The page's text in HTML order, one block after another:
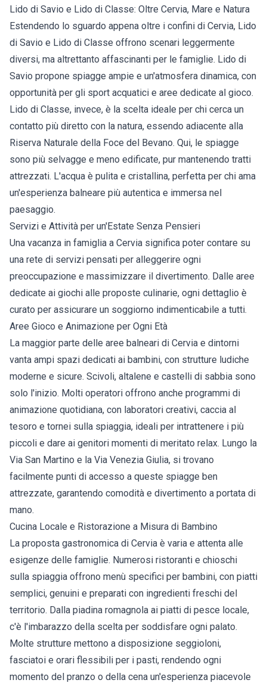
Lido di Savio e Lido di Classe: Oltre Cervia, Mare e Natura
Estendendo lo sguardo appena oltre i confini di Cervia, Lido
di Savio e Lido di Classe offrono scenari leggermente
diversi, ma altrettanto affascinanti per le famiglie. Lido di
Savio propone spiagge ampie e un'atmosfera dinamica, con
opportunità per gli sport acquatici e aree dedicate al gioco.
Lido di Classe, invece, è la scelta ideale per chi cerca un
contatto più diretto con la natura, essendo adiacente alla
Riserva Naturale della Foce del Bevano. Qui, le spiagge
sono più selvagge e meno edificate, pur mantenendo tratti
attrezzati. L'acqua è pulita e cristallina, perfetta per chi ama
un'esperienza balneare più autentica e immersa nel
paesaggio.
Servizi e Attività per un'Estate Senza Pensieri
Una vacanza in famiglia a Cervia significa poter contare su
una rete di servizi pensati per alleggerire ogni
preoccupazione e massimizzare il divertimento. Dalle aree
dedicate ai giochi alle proposte culinarie, ogni dettaglio è
curato per assicurare un soggiorno indimenticabile a tutti.
Aree Gioco e Animazione per Ogni Età
La maggior parte delle aree balneari di Cervia e dintorni
vanta ampi spazi dedicati ai bambini, con strutture ludiche
moderne e sicure. Scivoli, altalene e castelli di sabbia sono
solo l'inizio. Molti operatori offrono anche programmi di
animazione quotidiana, con laboratori creativi, caccia al
tesoro e tornei sulla spiaggia, ideali per intrattenere i più
piccoli e dare ai genitori momenti di meritato relax. Lungo la
Via San Martino e la Via Venezia Giulia, si trovano
facilmente punti di accesso a queste spiagge ben
attrezzate, garantendo comodità e divertimento a portata di
mano.
Cucina Locale e Ristorazione a Misura di Bambino
La proposta gastronomica di Cervia è varia e attenta alle
esigenze delle famiglie. Numerosi ristoranti e chioschi
sulla spiaggia offrono menù specifici per bambini, con piatti
semplici, genuini e preparati con ingredienti freschi del
territorio. Dalla piadina romagnola ai piatti di pesce locale,
c'è l'imbarazzo della scelta per soddisfare ogni palato.
Molte strutture mettono a disposizione seggioloni,
fasciatoi e orari flessibili per i pasti, rendendo ogni
momento del pranzo o della cena un'esperienza piacevole